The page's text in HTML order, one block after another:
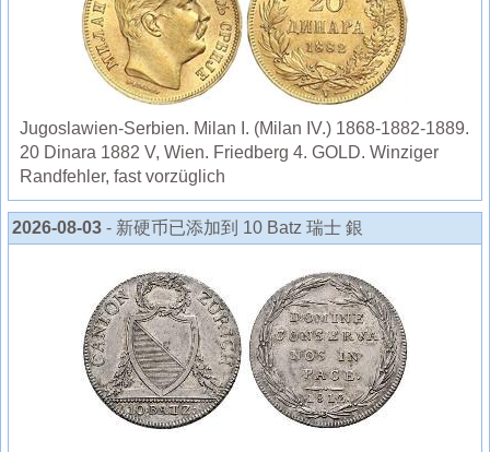
Jugoslawien-Serbien. Milan I. (Milan IV.) 1868-1882-1889.
20 Dinara 1882 V, Wien. Friedberg 4. GOLD. Winziger
Randfehler, fast vorzüglich
2026-08-03 - 新硬币已添加到 10 Batz 瑞士 銀